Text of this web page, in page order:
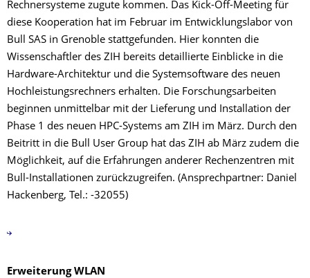
Rechnersysteme zugute kommen. Das Kick-Off-Meeting für
diese Kooperation hat im Februar im Entwicklungslabor von
Bull SAS in Grenoble stattgefunden. Hier konnten die
Wissenschaftler des ZIH bereits detaillierte Einblicke in die
Hardware-Architektur und die Systemsoftware des neuen
Hochleistungsrechners erhalten. Die Forschungsarbeiten
beginnen unmittelbar mit der Lieferung und Installation der
Phase 1 des neuen HPC-Systems am ZIH im März. Durch den
Beitritt in die Bull User Group hat das ZIH ab März zudem die
Möglichkeit, auf die Erfahrungen anderer Rechenzentren mit
Bull-Installationen zurückzugreifen. (Ansprechpartner: Daniel
Hackenberg, Tel.: -32055)
Erweiterung WLAN